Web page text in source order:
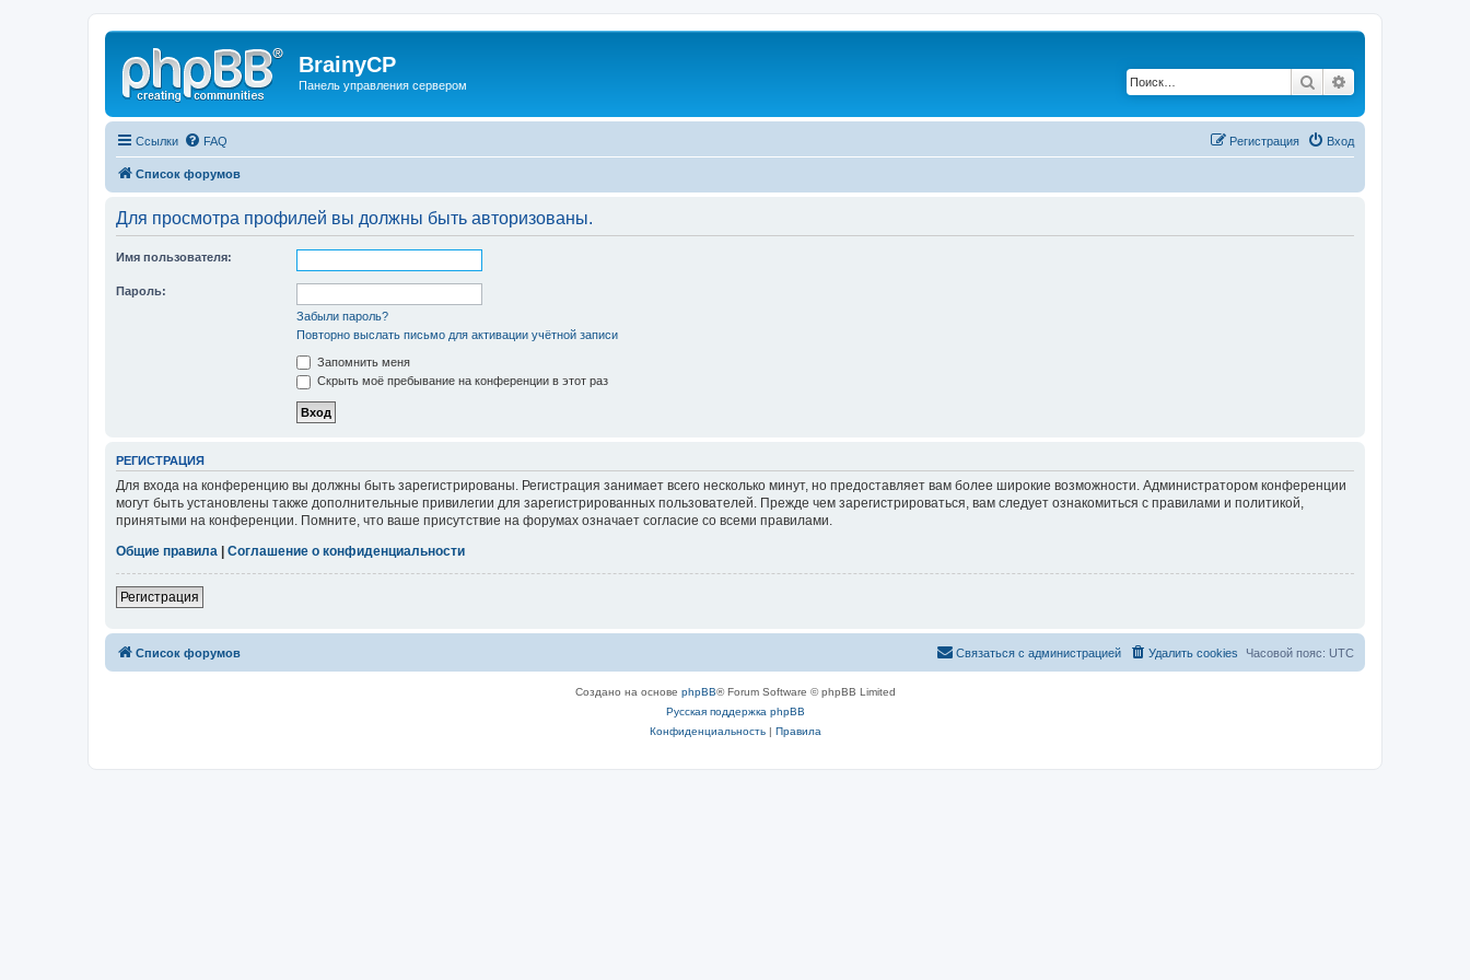
BrainyCP
Панель управления сервером Поиск
Ссылки FAQ Вход
Регистрация
Список форумов
Для просмотра профилей вы должны быть авторизованы.
Имя пользователя:
Пароль:
Забыли пароль?
Повторно выслать письмо для активации учётной записи
Запомнить меня
Скрыть моё пребывание на конференции в этот раз
РЕГИСТРАЦИЯ
Для входа на конференцию вы должны быть зарегистрированы. Регистрация занимает всего несколько минут, но предоставляет вам более широкие возможности. Администратором конференции
могут быть установлены также дополнительные привилегии для зарегистрированных пользователей. Прежде чем зарегистрироваться, вам следует ознакомиться с правилами и политикой,
принятыми на конференции. Помните, что ваше присутствие на форумах означает согласие со всеми правилами.
Общие правила
Соглашение о конфиденциальности
Регистрация
Список форумов Часовой пояс: UTC
Удалить cookies
Связаться с администрацией
Создано на основе phpBB® Forum Software © phpBB Limited
Русская поддержка phpBB
Конфиденциальность| Правила